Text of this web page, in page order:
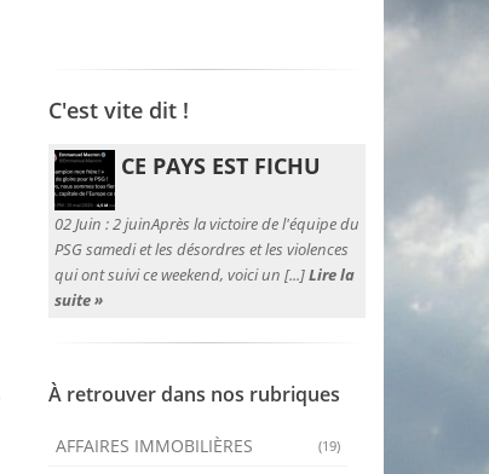
C'est vite dit !
CE PAYS EST FICHU
02 Juin :2 juinAprès la victoire de l'équipe du
PSG samedi et les désordres et les violences
qui ont suivi ce weekend, voici un [...]Lire la
suite »
À retrouver dans nos rubriques
(19)
AFFAIRES IMMOBILIÈRES